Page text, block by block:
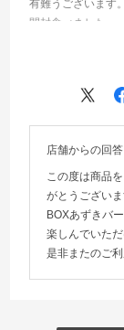
有難うございます
開封食べました。
店舗からの回答
この度は商品
がとうございま
BOXあずきバ
楽しんでいた
是非またのご